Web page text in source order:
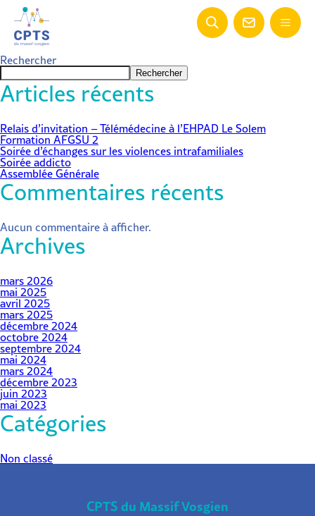
Rechercher
Rechercher
Articles récents
Relais d’invitation – Télémédecine à l’EHPAD Le Solem
Formation AFGSU 2
Soirée d’échanges sur les violences intrafamiliales
Soirée addicto
Assemblée Générale
Commentaires récents
Aucun commentaire à afficher.
Archives
mars 2026
mai 2025
avril 2025
mars 2025
décembre 2024
octobre 2024
septembre 2024
mai 2024
mars 2024
décembre 2023
juin 2023
mai 2023
Catégories
Non classé
CPTS du Massif Vosgien